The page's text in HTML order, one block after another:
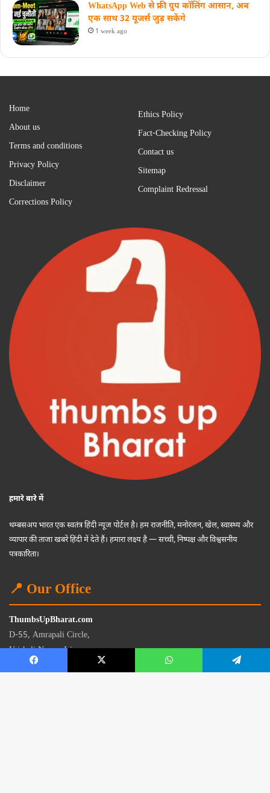
WhatsApp Web से फ्री ग्रुप कॉलिंग आसान, अब
एक साथ 32 यूजर्स जुड़ सकेंगे
1 week ago
Home
About us
Terms and conditions
Privacy Policy
Disclaimer
Corrections Policy
Ethics Policy
Fact-Checking Policy
Contact us
Sitemap
Complaint Redressal
हमारे बारे में
थम्बसअप भारत एक स्वतंत्र हिंदी न्यूज पोर्टल है। हम राजनीति, मनोरंजन, खेल, स्वास्थ्य और
व्यापार की ताजा खबरें हिंदी में देते हैं। हमारा लक्ष्य है — सच्ची, निष्पक्ष और विश्वसनीय
पत्रकारिता।
📍 Our Office
ThumbsUpBharat.com
D-55, Amrapali Circle,
Vaishali Nagar, Jaipur
Rajasthan - 302021